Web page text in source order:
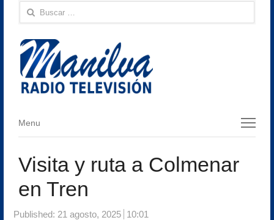
Buscar:
Menu
Menu
Visita y ruta a Colmenar
en Tren
Published: 21 agosto, 2025 10:01